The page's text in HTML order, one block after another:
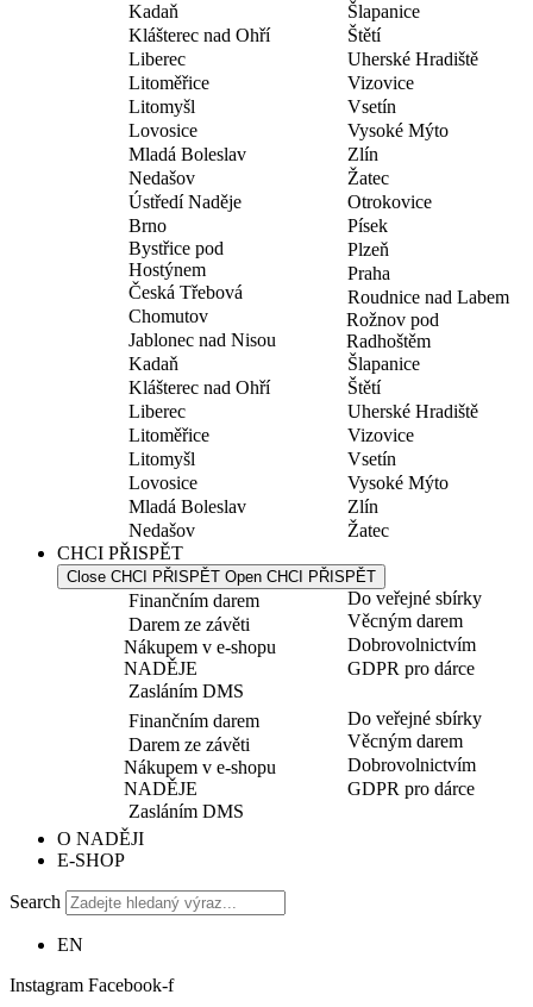
Kadaň
Klášterec nad Ohří
Liberec
Litoměřice
Litomyšl
Lovosice
Mladá Boleslav
Nedašov
Šlapanice
Štětí
Uherské Hradiště
Vizovice
Vsetín
Vysoké Mýto
Zlín
Žatec
Ústředí Naděje
Brno
Bystřice pod
Hostýnem
Česká Třebová
Chomutov
Jablonec nad Nisou
Kadaň
Klášterec nad Ohří
Liberec
Litoměřice
Litomyšl
Lovosice
Mladá Boleslav
Nedašov
Otrokovice
Písek
Plzeň
Praha
Roudnice nad Labem
Rožnov pod
Radhoštěm
Šlapanice
Štětí
Uherské Hradiště
Vizovice
Vsetín
Vysoké Mýto
Zlín
Žatec
CHCI PŘISPĚT
Close CHCI PŘISPĚT Open CHCI PŘISPĚT
Finančním darem
Darem ze závěti
Nákupem v e-shopu
NADĚJE
Zasláním DMS
Do veřejné sbírky
Věcným darem
Dobrovolnictvím
GDPR pro dárce
Finančním darem
Darem ze závěti
Nákupem v e-shopu
NADĚJE
Zasláním DMS
Do veřejné sbírky
Věcným darem
Dobrovolnictvím
GDPR pro dárce
O NADĚJI
E-SHOP
Search
EN
Instagram Facebook-f